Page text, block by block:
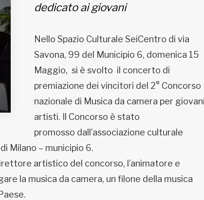
dedicato ai giovani
Nello Spazio Culturale SeiCentro di via
Savona, 99 del Municipio 6, domenica 15
Maggio, si è svolto il concerto di
premiazione dei vincitori del 2° Concorso
nazionale di Musica da camera per giovani
artisti. Il Concorso è stato
promosso dall’associazione culturale
Milano – municipio 6.
artistico del concorso, l’animatore e
la musica da camera, un filone della musica